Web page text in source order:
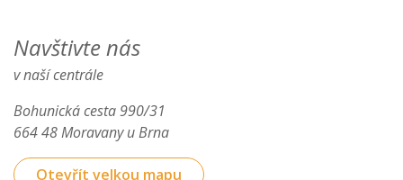
Navštivte nás
v naší centrále
Bohunická cesta 990/31
664 48 Moravany u Brna
Otevřít velkou mapu